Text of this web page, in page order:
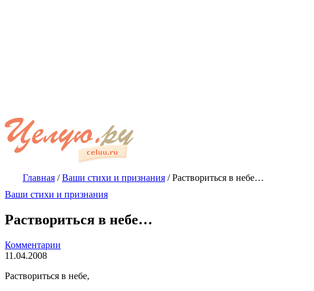
Главная /Ваши стихи и признания /Раствориться в небе…
Ваши стихи и признания
Раствориться в небе…
Комментарии
11.04.2008
Раствориться в небе,